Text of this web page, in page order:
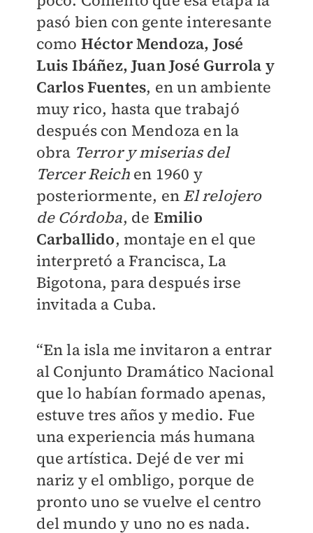
pasó bien con gente interesante
como Héctor Mendoza, José
Luis Ibáñez, Juan José Gurrola y
Carlos Fuentes, en un ambiente
muy rico, hasta que trabajó
después con Mendoza en la
obra Terror y miserias del
Tercer Reichen 1960 y
posteriormente, en El relojero
de Córdoba, de Emilio
Carballido, montaje en el que
interpretó a Francisca, La
Bigotona, para después irse
invitada a Cuba.
“En la isla me invitaron a entrar
al Conjunto Dramático Nacional
que lo habían formado apenas,
estuve tres años y medio. Fue
una experiencia más humana
que artística. Dejé de ver mi
nariz y el ombligo, porque de
pronto uno se vuelve el centro
del mundo y uno no es nada.